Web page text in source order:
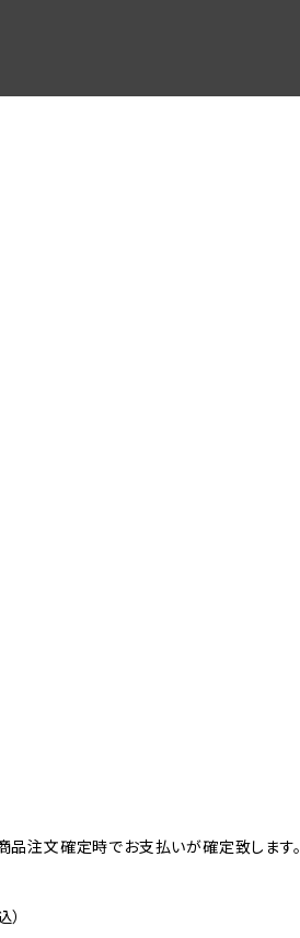
品注文確定時でお支払いが確定致します。